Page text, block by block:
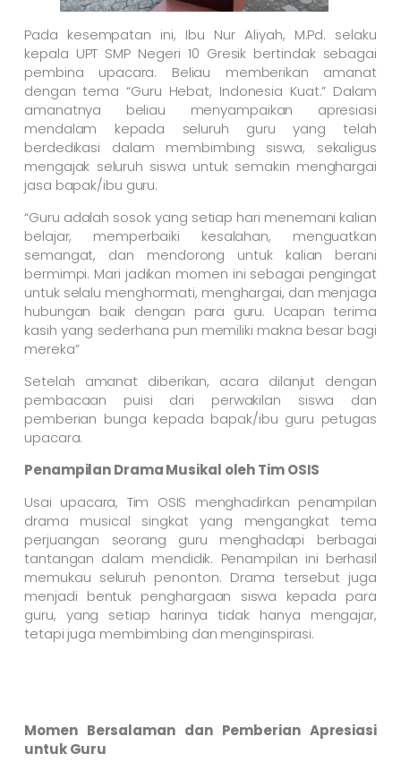
Pada kesempatan ini, Ibu Nur Aliyah, M.Pd. selaku
kepala UPT SMP Negeri 10 Gresik bertindak sebagai
pembina upacara. Beliau memberikan amanat
dengan tema “Guru Hebat, Indonesia Kuat.” Dalam
amanatnya beliau menyampaikan apresiasi
mendalam kepada seluruh guru yang telah
berdedikasi dalam membimbing siswa, sekaligus
mengajak seluruh siswa untuk semakin menghargai
jasa bapak/ibu guru.
“Guru adalah sosok yang setiap hari menemani kalian
belajar, memperbaiki kesalahan, menguatkan
semangat, dan mendorong untuk kalian berani
bermimpi. Mari jadikan momen ini sebagai pengingat
untuk selalu menghormati, menghargai, dan menjaga
hubungan baik dengan para guru. Ucapan terima
kasih yang sederhana pun memiliki makna besar bagi
mereka”
Setelah amanat diberikan, acara dilanjut dengan
pembacaan puisi dari perwakilan siswa dan
pemberian bunga kepada bapak/ibu guru petugas
upacara.
Penampilan Drama Musikal oleh Tim OSIS
Usai upacara, Tim OSIS menghadirkan penampilan
drama musical singkat yang mengangkat tema
perjuangan seorang guru menghadapi berbagai
tantangan dalam mendidik. Penampilan ini berhasil
memukau seluruh penonton. Drama tersebut juga
menjadi bentuk penghargaan siswa kepada para
guru, yang setiap harinya tidak hanya mengajar,
tetapi juga membimbing dan menginspirasi.
Momen Bersalaman dan Pemberian Apresiasi
untuk Guru